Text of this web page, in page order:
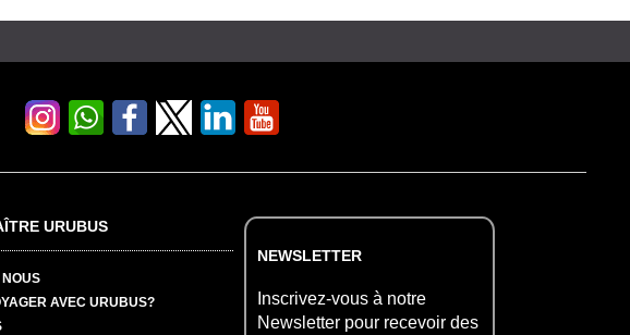
URUBUS
AVEC URUBUS?
NEWSLETTER
Inscrivez-vous à notre
Newsletter pour recevoir des